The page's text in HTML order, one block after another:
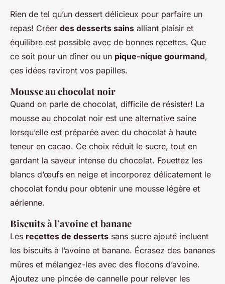
Rien de tel qu’un dessert délicieux pour parfaire un
repas! Créer des desserts sains alliant plaisir et
équilibre est possible avec de bonnes recettes. Que
ce soit pour un dîner ou un pique-nique gourmand,
ces idées raviront vos papilles.
Mousse au chocolat noir
Quand on parle de chocolat, difficile de résister! La
mousse au chocolat noir est une alternative saine
lorsqu’elle est préparée avec du chocolat à haute
teneur en cacao. Ce choix réduit le sucre, tout en
gardant la saveur intense du chocolat. Fouettez les
blancs d’œufs en neige et incorporez délicatement le
chocolat fondu pour obtenir une mousse légère et
aérienne.
Biscuits à l’avoine et banane
Les recettes de desserts sans sucre ajouté incluent
les biscuits à l’avoine et banane. Écrasez des bananes
mûres et mélangez-les avec des flocons d’avoine.
Ajoutez une pincée de cannelle pour relever les